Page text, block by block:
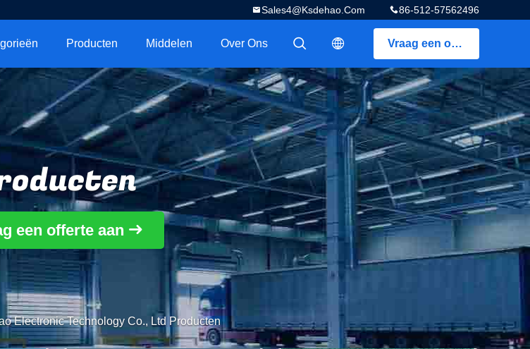
86-512-57562496
Sales4@ksdehao.com
Vraag een offerte aan
描述
描述
Producten Middelen Over Ons
een offerte aan
Electronic Technology Co., Ltd Producten